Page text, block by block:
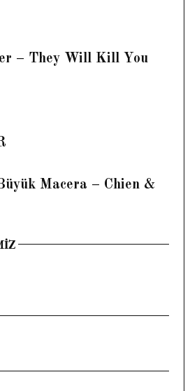
– They Will Kill You
Macera – Chien &